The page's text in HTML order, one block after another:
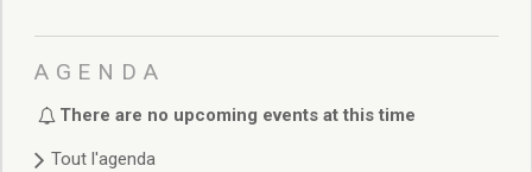
Solidarité
Services à domicile
La Récré du Jeudi
Résidence sénior
AGENDA
There are no upcoming events at this time
Tout l'agenda